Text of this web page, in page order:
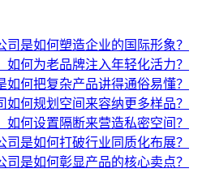
司是如何塑造企业的国际形象？
何为老品牌注入年轻化活力？
如何把复杂产品讲得通俗易懂？
如何规划空间来容纳更多样品？
何设置隔断来营造私密空间？
司是如何打破行业同质化布展？
是如何彰显产品的核心卖点？